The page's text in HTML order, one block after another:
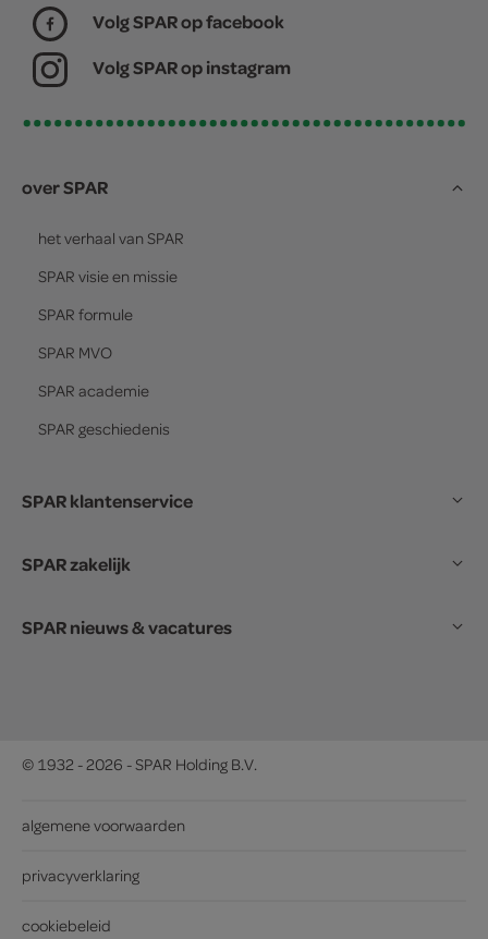
Volg SPAR op facebook
Volg SPAR op instagram
over SPAR
het verhaal van SPAR
SPAR visie en missie
SPAR formule
SPAR MVO
SPAR academie
SPAR geschiedenis
SPAR klantenservice
SPAR zakelijk
SPAR nieuws & vacatures
© 1932 - 2026 - SPAR Holding B.V.
algemene voorwaarden
privacyverklaring
cookiebeleid